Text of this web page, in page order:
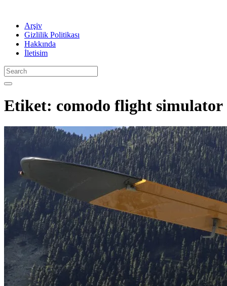
Arşiv
Gizlilik Politikası
Hakkında
İletisim
Etiket: comodo flight simulator